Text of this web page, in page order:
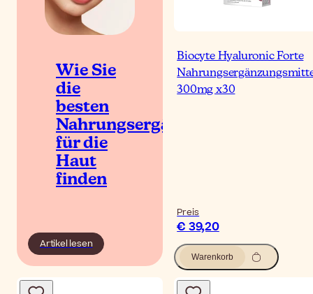
Wie Sie
die
besten
Nahrungsergänzungsmittel
für die
Haut
finden
Artikel lesen
Biocyte Hyaluronic Forte
300mg x30
Preis
€ 39,20
Warenkorb